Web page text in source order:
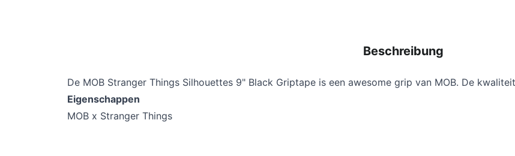
Beschreibung
De MOB Stranger Things Silhouettes 9" Black Griptape is een awesome grip van MOB. De
Eigenschappen
M OB x Stranger Things